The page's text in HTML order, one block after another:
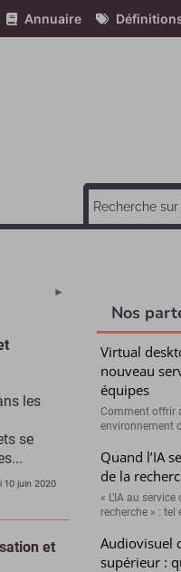
Annuaire
►
les
se
10 juin 2020
et
Nos
Virtual
nouveau
équipes
Comment offrir
environnement
Quand l’IA
de la
« L’IA au
recherche » : tel
Audiovisuel
supérieur :